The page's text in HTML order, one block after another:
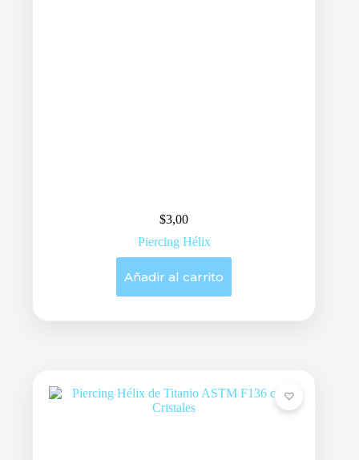
$3,00
Piercing Hélix
Añadir al carrito